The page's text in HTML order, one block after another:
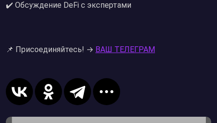
✔️ Обсуждение DeFi с экспертами
📌 Присоединяйтесь! → ВАШ ТЕЛЕГРАМ